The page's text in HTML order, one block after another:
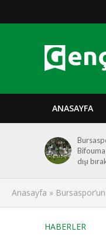
ANASAYFA
dışı
Anasayfa »
HABERLER